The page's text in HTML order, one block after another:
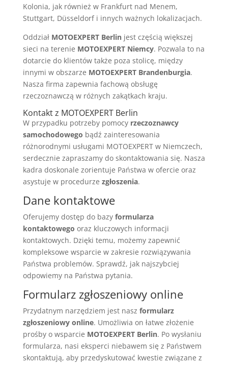
Kolonia, jak również w Frankfurt nad Menem,
Stuttgart, Düsseldorf i innych ważnych lokalizacjach.
Oddział MOTOEXPERT Berlinjest częścią większej
sieci na terenie MOTOEXPERT Niemcy. Pozwala to na
dotarcie do klientów także poza stolicę, między
innymi w obszarze MOTOEXPERT Brandenburgia.
Nasza firma zapewnia fachową obsługę
rzeczoznawczą w różnych zakątkach kraju.
Kontakt z MOTOEXPERT Berlin
W przypadku potrzeby pomocy rzeczoznawcy
samochodowego bądź zainteresowania
różnorodnymi usługami MOTOEXPERT w Niemczech,
serdecznie zapraszamy do skontaktowania się. Nasza
kadra doskonale zorientuje Państwa w ofercie oraz
asystuje w procedurze zgłoszenia.
Dane kontaktowe
Oferujemy dostęp do bazy formularza
kontaktowego oraz kluczowych informacji
kontaktowych. Dzięki temu, możemy zapewnić
kompleksowe wsparcie w zakresie rozwiązywania
Państwa problemów. Sprawdź, jak najszybciej
odpowiemy na Państwa pytania.
Formularz zgłoszeniowy online
Przydatnym narzędziem jest nasz formularz
zgłoszeniowy online. Umożliwia on łatwe złożenie
prośby o wsparcie MOTOEXPERT Berlin. Po wysłaniu
formularza, nasi eksperci niebawem się z Państwem
skontaktują, aby przedyskutować kwestie związane z